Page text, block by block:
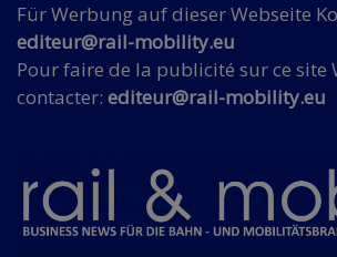
Für Werbung auf dieser Webseite
editeur@rail-mobility.eu
Pour faire de la publicité sur ce site
contacter: editeur@rail-mobility.eu